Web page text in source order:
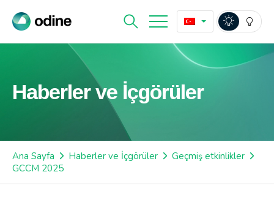
Haberler ve İçgörüler
Ana Sayfa Haberler ve İçgörüler
Geçmiş etkinlikler
GCCM 2025